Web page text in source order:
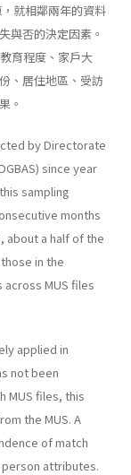
就相鄰兩年的資料
與否的決定因素。
育程度、家戶大
、居住地區、受訪
。
by Directorate
since year
sampling
months
about a half of the
in the
MUS files
applied in
not been
MUS files, this
the MUS. A
of match
attributes.